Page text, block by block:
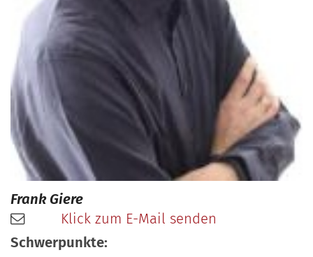
FrankGiere
Klick zum E-Mail senden
Schwerpunkte: